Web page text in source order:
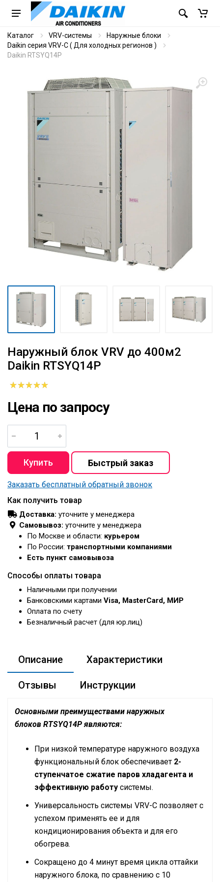
Каталог VRV-системы
Наружные блоки
Daikin серия VRV-C ( Для холодных регионов )
Daikin RTSYQ14P
Наружный блок VRV до 400м2
Daikin RTSYQ14P
Цена по запросу
Заказать бесплатный обратный звонок
Как получить товар
Доставка: уточните у менеджера
Самовывоз: уточните у менеджера
По Москве и области: курьером
По России: транспортными компаниями
Есть пункт самовывоза
Способы оплаты товара
Наличными при получении
Банковскими картами Visa, MasterCard, МИР
Оплата по счету
Безналичный расчет (для юр.лиц)
Описание Характеристики
Отзывы Инструкции
Основными преимуществами наружных
блоков RTSYQ14P являются:
При низкой температуре наружного воздуха
функциональный блок обеспечивает 2-
ступенчатое сжатие паров хладагента и
эффективную работу системы.
Универсальность системы VRV-C позволяет с
успехом применять ее и для
кондиционирования объекта и для его
обогрева.
Сокращено до 4 минут время цикла оттайки
наружного блока, по сравнению с 10